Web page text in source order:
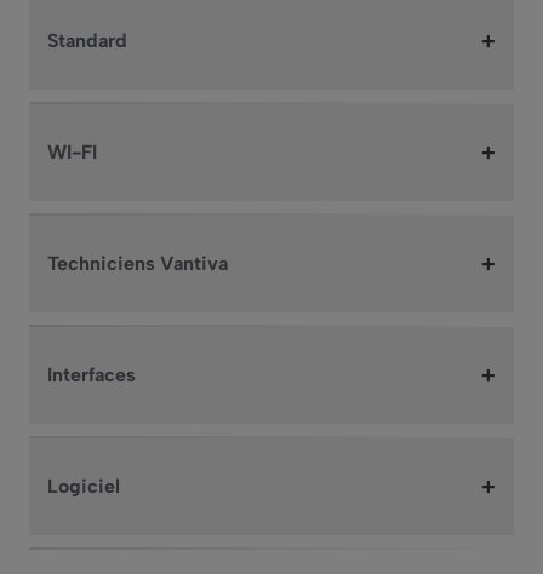
Standard +
WI-FI +
Techniciens Vantiva +
Interfaces +
Logiciel +